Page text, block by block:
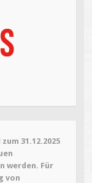
31.12.2025
werden. Für
von